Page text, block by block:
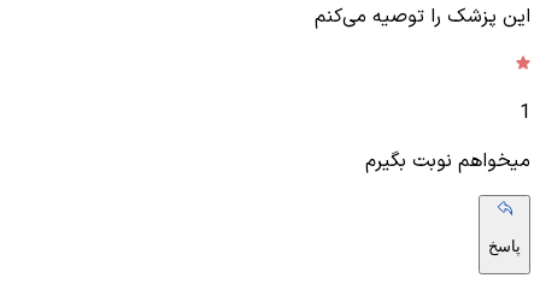
این پزشک را توصیه می‌کنم
1
میخواهم نوبت بگیرم
پاسخ